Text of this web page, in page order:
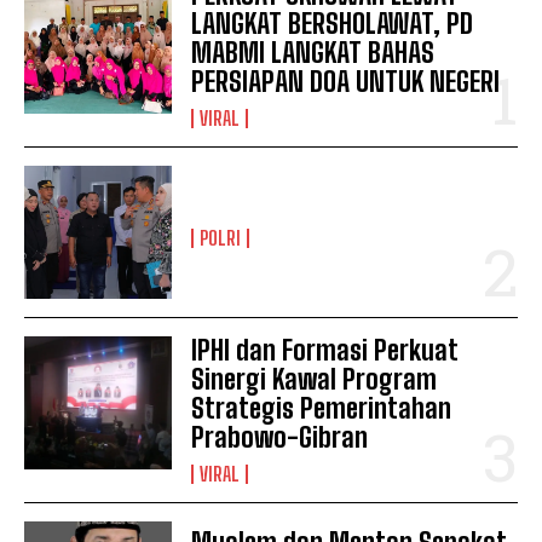
LANGKAT BERSHOLAWAT, PD
MABMI LANGKAT BAHAS
PERSIAPAN DOA UNTUK NEGERI
VIRAL
POLRI
IPHI dan Formasi Perkuat
Sinergi Kawal Program
Strategis Pemerintahan
Prabowo-Gibran
VIRAL